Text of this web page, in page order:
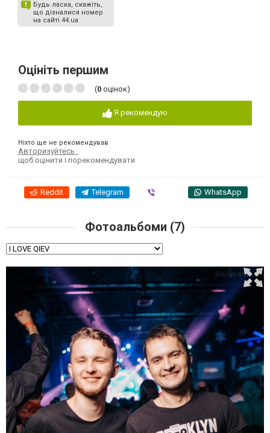
Будь ласка, скажіть,
що дізналися номер
на сайті 44.ua
Оцініть першим
(0 оцінок)
Я рекомендую
Ніхто ще не рекомендував
Авторизуйтесь
щоб оцінити і порекомендувати
Reddit Telegram WhatsApp
Фотоальбоми (7)